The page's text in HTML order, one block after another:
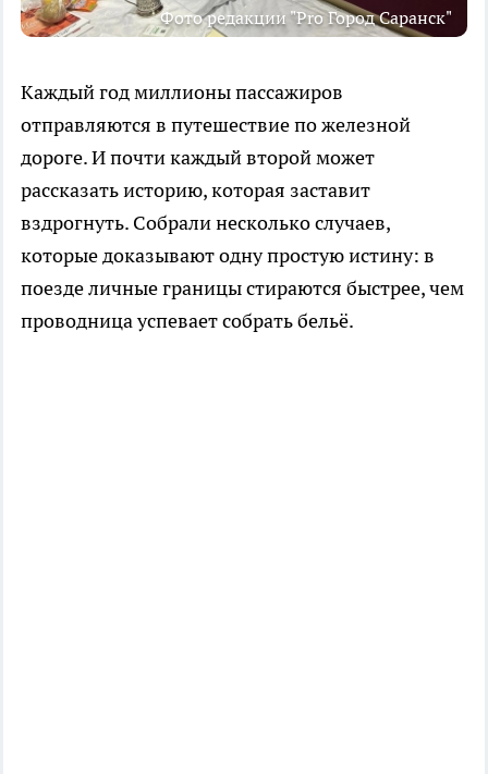
Фото редакции "Pro Город Саранск"
Каждый год миллионы пассажиров
отправляются в путешествие по железной
дороге. И почти каждый второй может
рассказать историю, которая заставит
вздрогнуть. Собрали несколько случаев,
которые доказывают одну простую истину: в
поезде личные границы стираются быстрее, чем
проводница успевает собрать бельё.